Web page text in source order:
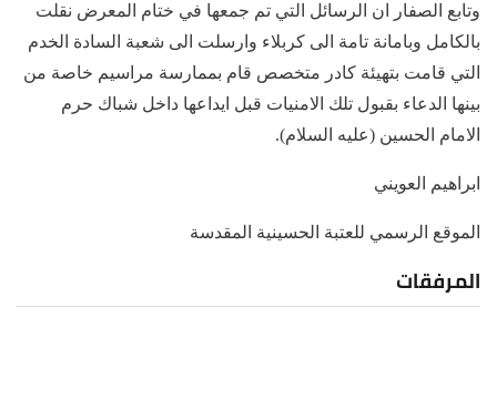
وتابع الصفار ان الرسائل التي تم جمعها في ختام المعرض نقلت
بالكامل وبامانة تامة الى كربلاء وارسلت الى شعبة السادة الخدم
التي قامت بتهيئة كادر متخصص قام بممارسة مراسيم خاصة من
بينها الدعاء بقبول تلك الامنيات قبل ايداعها داخل شباك حرم
الامام الحسين (عليه السلام).
ابراهيم العويني
الموقع الرسمي للعتبة الحسينية المقدسة
المرفقات